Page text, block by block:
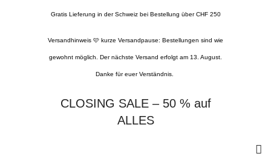
Gratis Lieferung in der Schweiz bei Bestellung über CHF 250
Versandhinweis 🩷 kurze Versandpause: Bestellungen sind wie
gewohnt möglich. Der nächste Versand erfolgt am 13. August.
Danke für euer Verständnis.
CLOSING SALE – 50 % auf
ALLES